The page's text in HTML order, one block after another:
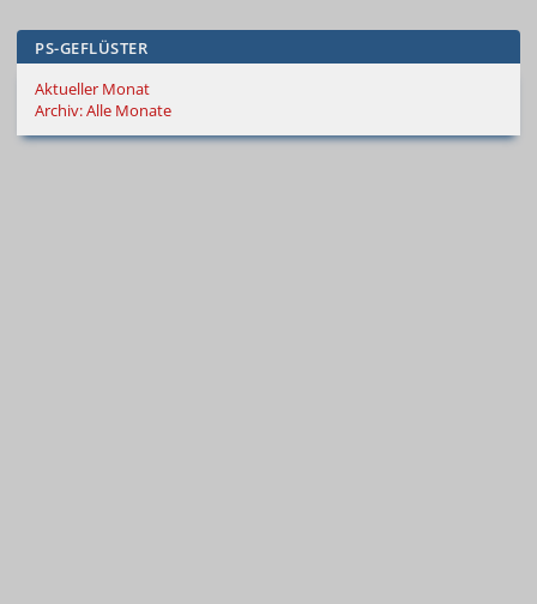
PS-GEFLÜSTER
Aktueller Monat
Archiv: Alle Monate